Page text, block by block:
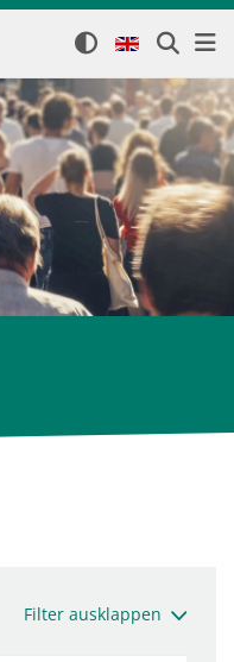
Filter ausklappen